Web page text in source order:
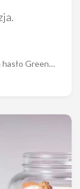
hasło Green…